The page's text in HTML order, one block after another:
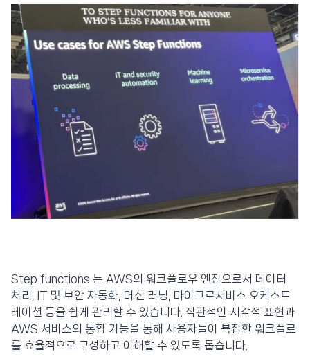
Step functions 는 AWS의 워크플로우 엔진으로서 데이터
처리, IT 및 보안 자동화, 머신 러닝, 마이크로서비스 오케스트
레이션 등을 쉽게 관리할 수 있습니다. 직관적인 시각적 표현과
AWS 서비스의 통합 기능을 통해 사용자들이 복잡한 워크플로
를 효율적으로 구성하고 이해할 수 있도록 돕습니다.